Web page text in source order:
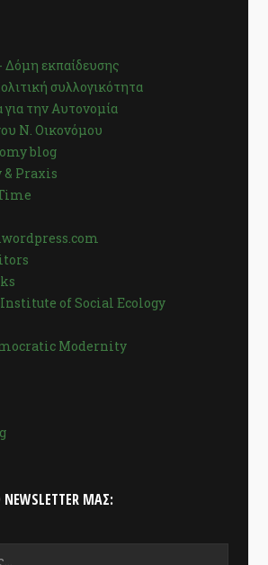
εκπαίδευσης
συλλογικότητα
την Αυτονομία
Ν. Οικονόμου
blog
& Praxis
of Social Ecology
Modernity
ΜΑΣ: